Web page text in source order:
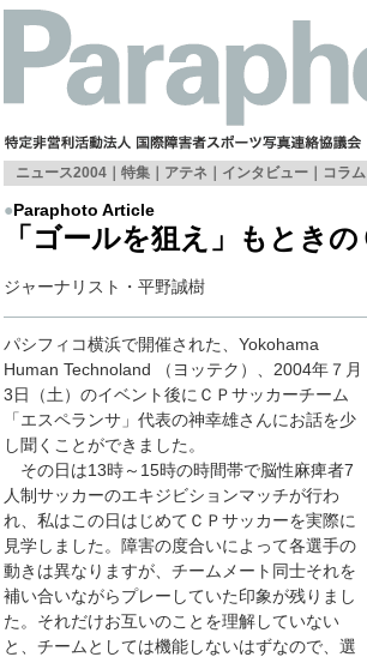
ニュース2004｜特集｜アテネ｜ インタビュー｜ コラム
●Paraphoto Article
「ゴールを狙え」もとき
ジャーナリスト・平野誠樹
パシフィコ横浜で開催された、Yokohama
Human Technoland （ヨッテク）、2004年７月
3日（土）のイベント後にＣＰサッカーチーム
「エスペランサ」代表の神幸雄さんにお話を少
し聞くことができました。
その日は13時～15時の時間帯で脳性麻痺者7
人制サッカーのエキジビションマッチが行わ
れ、私はこの日はじめてＣＰサッカーを実際に
見学しました。障害の度合いによって各選手の
動きは異なりますが、チームメート同士それを
補い合いながらプレーしていた印象が残りまし
た。それだけお互いのことを理解していない
と、チームとしては機能しないはずなので、選